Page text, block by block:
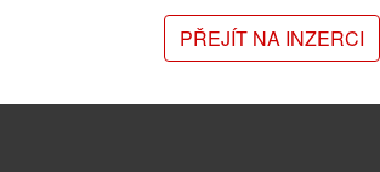
PŘEJÍT NA INZERCI